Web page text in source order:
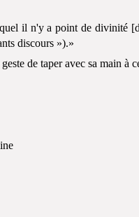
il n'y a point de divinité
discours »).»
de taper avec sa main à